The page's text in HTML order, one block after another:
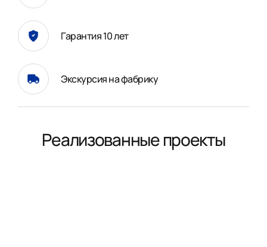
Гарантия 10 лет
Экскурсия на фабрику
Реализованные проекты